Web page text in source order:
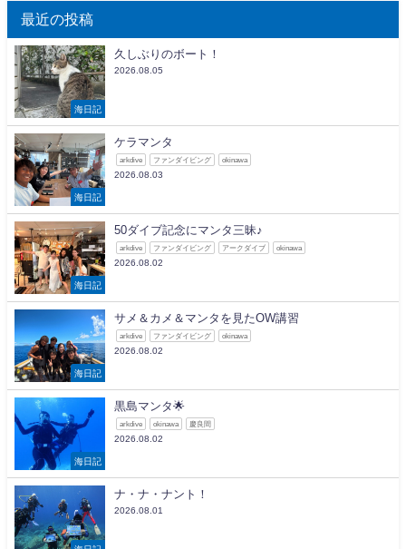
最近の投稿
海日記
久しぶりのボート！
2026.08.05
海日記
ケラマンタ
arkdive ファンダイビング okinawa
2026.08.03
海日記
50ダイブ記念にマンタ三昧♪
arkdive ファンダイビング アークダイブ okinawa
2026.08.02
海日記
サメ＆カメ＆マンタを見たOW講習
arkdive ファンダイビング okinawa
2026.08.02
海日記
黒島マンタ🌟
arkdive okinawa 慶良間
2026.08.02
ナ・ナ・ナント！
2026.08.01